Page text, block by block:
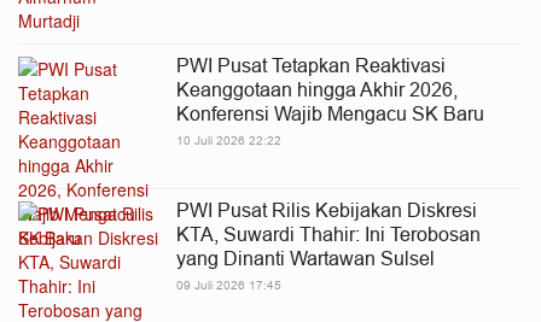
PWI Pusat Tetapkan Reaktivasi
Keanggotaan hingga Akhir 2026,
Konferensi Wajib Mengacu SK Baru
10 Juli 2026 22:22
PWI Pusat Rilis Kebijakan Diskresi
KTA, Suwardi Thahir: Ini Terobosan
yang Dinanti Wartawan Sulsel
09 Juli 2026 17:45